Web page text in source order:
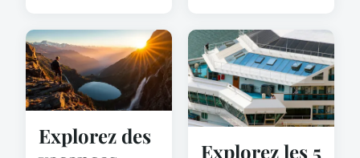
Explorez des
Explorez les 5